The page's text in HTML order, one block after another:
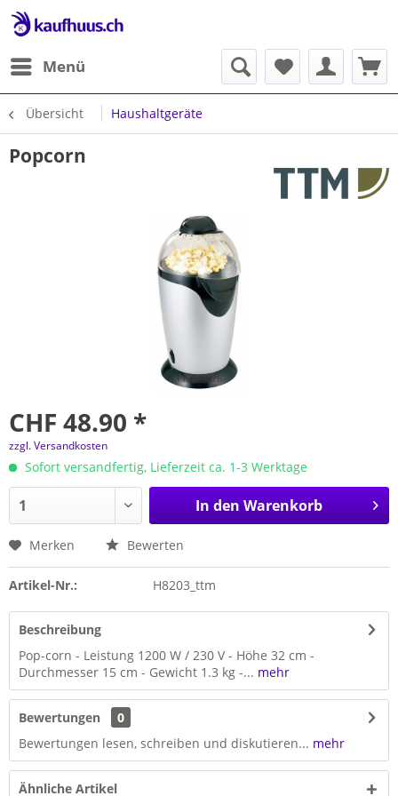
Menü
Übersicht Haushaltgeräte
Popcorn
CHF 48.90 *
zzgl. Versandkosten
Sofort versandfertig, Lieferzeit ca. 1-3 Werktage
In den Warenkorb
Merken Bewerten
Artikel-Nr.: H8203_ttm
Beschreibung
Pop-corn - Leistung 1200 W / 230 V - Höhe 32 cm -
Durchmesser 15 cm - Gewicht 1.3 kg -... mehr
Bewertungen
0
Bewertungen lesen, schreiben und diskutieren... mehr
Ähnliche Artikel